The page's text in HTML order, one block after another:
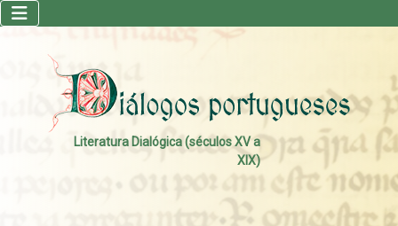
Literatura Dialógica (séculos XV a
XIX)